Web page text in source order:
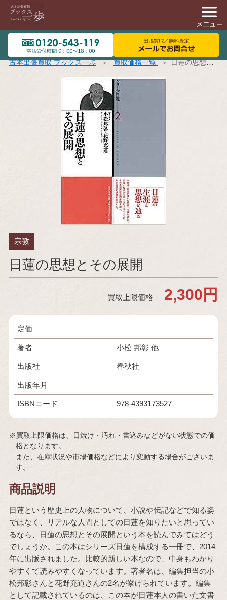
古本出張買取 ブックス一歩 買取価格一覧 日蓮の思想とその展開
宗教
日蓮の思想とその展開
買取上限価格 2,300円
定価
著者 小松 邦彰 他
出版社 春秋社
出版年月
ISBNコード 978-4393173527
※買取上限価格は、日焼け・汚れ・書込みなどがない状態での価
格となります。
また、在庫状況や市場価格などにより変動する場合がございま
す。
商品説明
日蓮という歴史上の人物について、小説や伝記などで知る姿
ではなく、リアルな人間としての日蓮を知りたいと思ってい
るなら、日蓮の思想とその展開という本を読んでみてはどう
でしょうか。この本はシリーズ日蓮を構成する一冊で、2014
年に出版されました。比較的新しい本なので、中身もわかり
やすくて読みやすくなっています。著者名は、編集担当の小
松邦彰さんと花野充道さんの2名が挙げられています。編集
として記載されているのは、この本が日蓮本人の書いた文書